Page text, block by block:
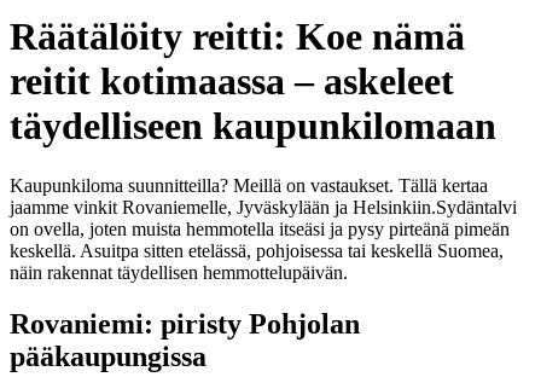
Räätälöity reitti: Koe nämä
reitit kotimaassa – askeleet
täydelliseen kaupunkilomaan
Kaupunkiloma suunnitteilla? Meillä on vastaukset. Tällä kertaa
jaamme vinkit Rovaniemelle, Jyväskylään ja Helsinkiin.Sydäntalvi
on ovella, joten muista hemmotella itseäsi ja pysy pirteänä pimeän
keskellä. Asuitpa sitten etelässä, pohjoisessa tai keskellä Suomea,
näin rakennat täydellisen hemmottelupäivän.
Rovaniemi: piristy Pohjolan
pääkaupungissa